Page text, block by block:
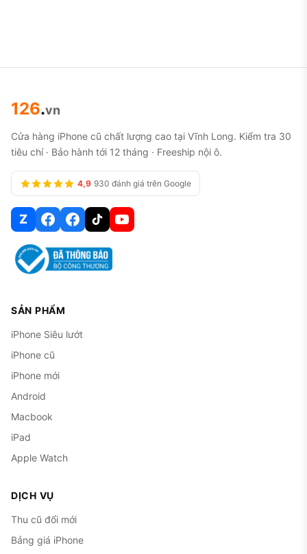
126.vn
Cửa hàng iPhone cũ chất lượng cao tại Vĩnh Long. Kiểm tra 30
tiêu chí · Bảo hành tới 12 tháng · Freeship nội ô.
4,9 930 đánh giá trên Google
Z
SẢN PHẨM
iPhone Siêu lướt
iPhone cũ
iPhone mới
Android
Macbook
iPad
Apple Watch
DỊCH VỤ
Thu cũ đổi mới
Bảng giá iPhone